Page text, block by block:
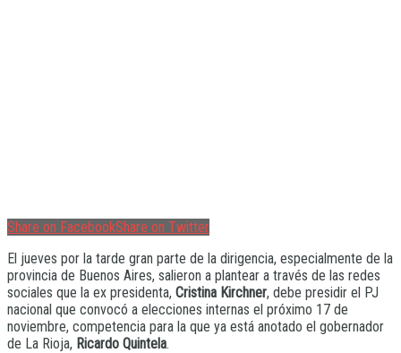
Share on FacebookShare on Twitter
El jueves por la tarde gran parte de la dirigencia, especialmente de la
provincia de Buenos Aires, salieron a plantear a través de las redes
sociales que la ex presidenta, Cristina Kirchner, debe presidir el PJ
nacional que convocó a elecciones internas el próximo 17 de
noviembre, competencia para la que ya está anotado el gobernador
de La Rioja, Ricardo Quintela.